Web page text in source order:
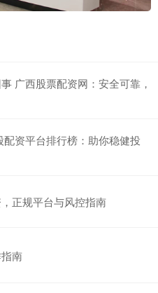
广西股票配资网：安全可靠，
资平台排行榜：助你稳健投
正规平台与风控指南
南